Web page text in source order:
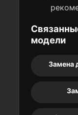
модели
Замена